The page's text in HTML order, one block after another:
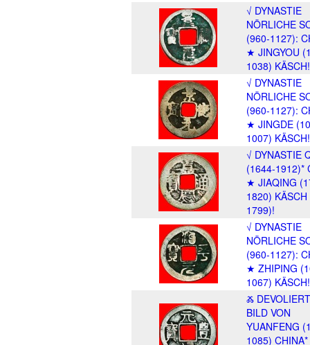
√ DYNASTIE
NÖRLICHE
(960-1127):
★ JINGYOU
1038) KÄSCH!
√ DYNASTIE
NÖRLICHE
(960-1127):
★ JINGDE
1007) KÄSCH!
√ DYNASTIE
(1644-1912)*
★ JIAQING
1820)
1799)!
√ DYNASTIE
NÖRLICHE
(960-1127):
★ ZHIPING
1067) KÄSCH!
Ⰶ
BILD VON
YUANFENG
1085) CHINA*